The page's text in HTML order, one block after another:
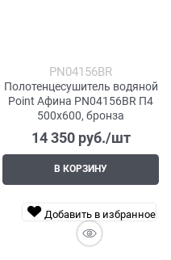
PN04156BR
Полотенцесушитель водяной
Point Афина PN04156BR П4
500x600, бронза
14 350 руб./шт
В КОРЗИНУ
Добавить в избранное